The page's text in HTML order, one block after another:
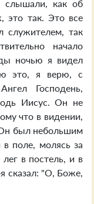
слышали, как об
это так. Это все
служителем, так
начало
ночью я видел
это, я верю, с
Господень,
Иисус. Он не
что в видении,
был небольшим
поле, молясь за
в постель, и в
сказал: "О, Боже,